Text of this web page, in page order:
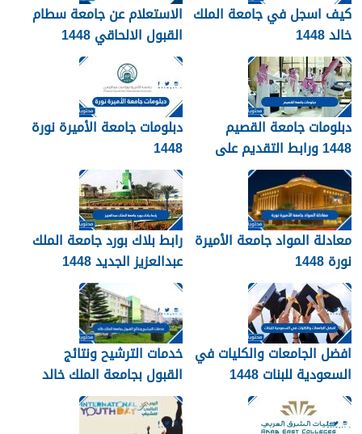
كيف اسجل في جامعة الملك
خالد 1448
الاستعلام عن جامعة سطام
القبول الالحاقي 1448
دبلومات جامعة القصيم
1448 ورابط التقديم على
دبلومات جامعة القصيم
qudcss.com
دبلومات جامعة الأميرة نورة
1448
معادلة المواد جامعة الأميرة
نورة 1448
رابط بلاك بورد جامعة الملك
عبدالعزيز الجديد 1448
blackboard kau
افضل الجامعات والكليات في
السعودية للبنات 1448
خدمات الترشيح ونتائج
القبول بجامعة الملك خالد
1448